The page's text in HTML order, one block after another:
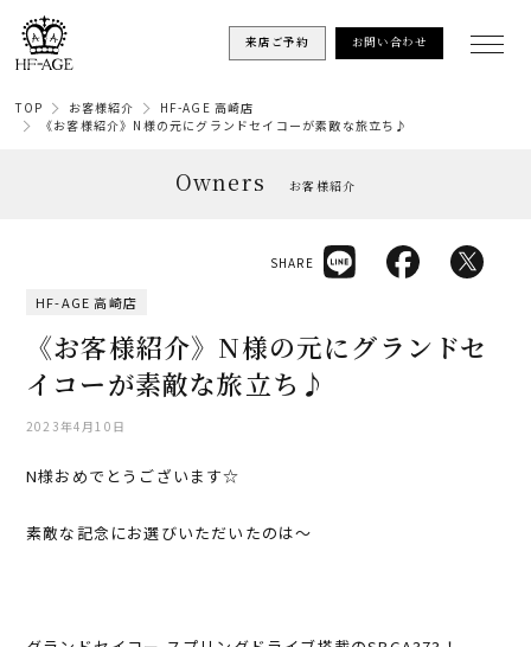
来店ご予約 お問い合わせ
TOP お客様紹介
HF-AGE 高崎店
《お客様紹介》N様の元にグランドセイコーが素敵な旅立ち♪
Owners お客様紹介
HF-AGE 高崎店
《お客様紹介》N様の元にグランドセ
イコーが素敵な旅立ち♪
2023年4月10日
SHARE
N様おめでとうございます☆
素敵な記念にお選びいただいたのは〜